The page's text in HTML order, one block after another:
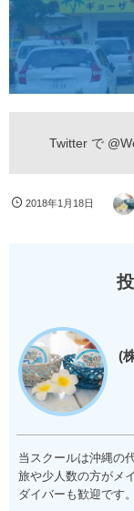
Twitter で
2018年1月18日
(
当スクールは沖縄の
旅や少人数の方がメ
ダイバーも歓迎です。